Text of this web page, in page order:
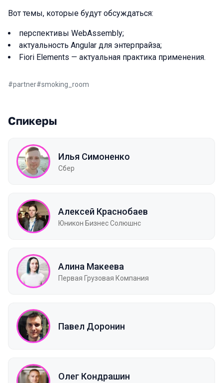
Вот темы, которые будут обсуждаться:
перспективы WebAssembly;
актуальность Angular для энтерпрайза;
Fiori Elements — актуальная практика применения.
#partner#smoking_room
Спикеры
Илья Симоненко
Сбер
Алексей Краснобаев
Юникон Бизнес Солюшнс
Алина Макеева
Первая Грузовая Компания
Павел Доронин
Олег Кондрашин